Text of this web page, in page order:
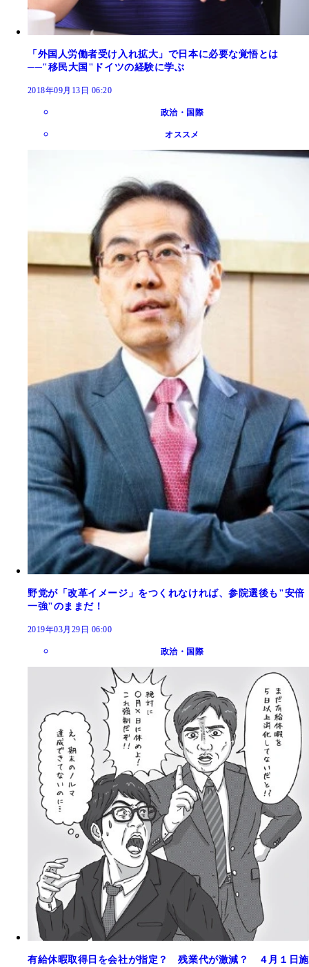
「外国人労働者受け入れ拡大」で日本に必要な覚悟とは
──"移民大国"ドイツの経験に学ぶ
2018年09月13日 06:20
政治・国際
オススメ
野党が「改革イメージ」をつくれなければ、参院選後も"安倍
一強"のままだ！
2019年03月29日 06:00
政治・国際
有給休暇取得日を会社が指定？ 残業代が激減？ ４月１日施